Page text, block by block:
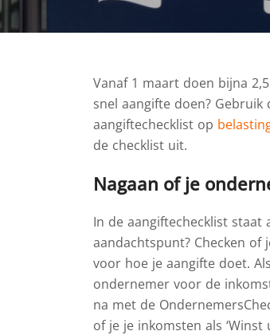
Vanaf 1 maart doen bijna
snel aangifte doen?
aangiftechecklist op
de checklist uit.
Nagaan of je
In de aangiftechecklist
aandachtspunt? Checken
voor hoe je aangifte doet.
ondernemer voor de
na met de
of je je inkomsten als